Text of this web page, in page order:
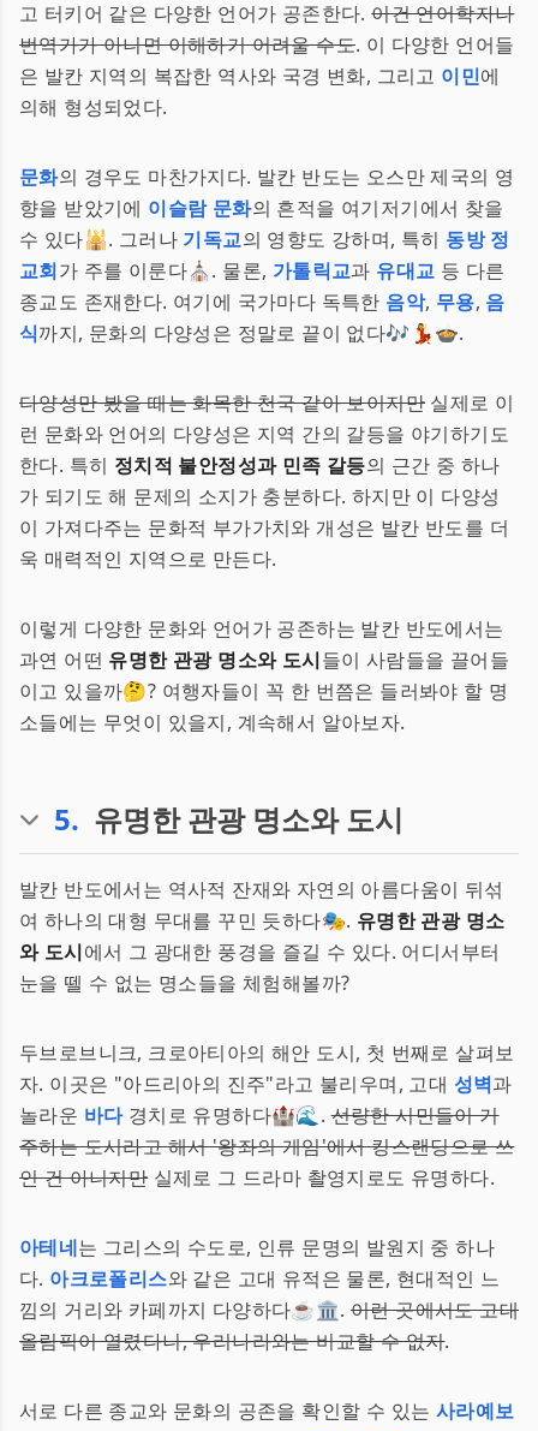
고 터키어 같은 다양한 언어가 공존한다.이건 언어학자나
번역가가 아니면 이해하기 어려울 수도. 이 다양한 언어들
은 발칸 지역의 복잡한 역사와 국경 변화, 그리고 이민에
의해 형성되었다.
문화의 경우도 마찬가지다. 발칸 반도는 오스만 제국의 영
향을 받았기에 이슬람 문화의 흔적을 여기저기에서 찾을
수 있다🕌. 그러나 기독교의 영향도 강하며, 특히 동방 정
교회가 주를 이룬다⛪. 물론, 가톨릭교과 유대교 등 다른
종교도 존재한다. 여기에 국가마다 독특한 음악, 무용, 음
식까지, 문화의 다양성은 정말로 끝이 없다🎶💃🍲.
다양성만 봤을 때는 화목한 천국 같아 보이지만 실제로 이
런 문화와 언어의 다양성은 지역 간의 갈등을 야기하기도
한다. 특히 정치적 불안정성과 민족 갈등의 근간 중 하나
가 되기도 해 문제의 소지가 충분하다. 하지만 이 다양성
이 가져다주는 문화적 부가가치와 개성은 발칸 반도를 더
욱 매력적인 지역으로 만든다.
이렇게 다양한 문화와 언어가 공존하는 발칸 반도에서는
과연 어떤 유명한 관광 명소와 도시들이 사람들을 끌어들
이고 있을까🤔? 여행자들이 꼭 한 번쯤은 들러봐야 할 명
소들에는 무엇이 있을지, 계속해서 알아보자.
5. 유명한 관광 명소와 도시
발칸 반도에서는 역사적 잔재와 자연의 아름다움이 뒤섞
여 하나의 대형 무대를 꾸민 듯하다🎭. 유명한 관광 명소
와 도시에서 그 광대한 풍경을 즐길 수 있다. 어디서부터
눈을 뗄 수 없는 명소들을 체험해볼까?
두브로브니크, 크로아티아의 해안 도시, 첫 번째로 살펴보
자. 이곳은 "아드리아의 진주"라고 불리우며, 고대 성벽과
놀라운 바다경치로 유명하다🏰🌊.선량한 시민들이 거
주하는 도시라고 해서 '왕좌의 게임'에서 킹스랜딩으로 쓰
인 건 아니지만실제로 그 드라마 촬영지로도 유명하다.
아테네는 그리스의 수도로, 인류 문명의 발원지 중 하나
다. 아크로폴리스와 같은 고대 유적은 물론, 현대적인 느
낌의 거리와 카페까지 다양하다☕🏛️. 이런 곳에서도 고대
올림픽이 열렸다니, 우리나라와는 비교할 수 없지.
서로 다른 종교와 문화의 공존을 확인할 수 있는 사라예보